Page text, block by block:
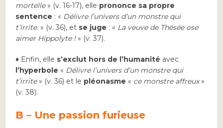
mortelle» (v. 16-17), elle prononce sa propre
sentence : « Délivre l’univers d’un monstre qui
t’irrite. » (v. 36), et se juge : « La veuve de Thésée ose
aimer Hippolyte !» (v. 37).
♦ Enfin, elle s’exclut hors de l’humanité avec
l’hyperbole « Délivre l’univers d’un monstre qui
t’irrite» (v. 36) et le pléonasme « ce monstre affreux»
(v. 38).
B – Une passion furieuse